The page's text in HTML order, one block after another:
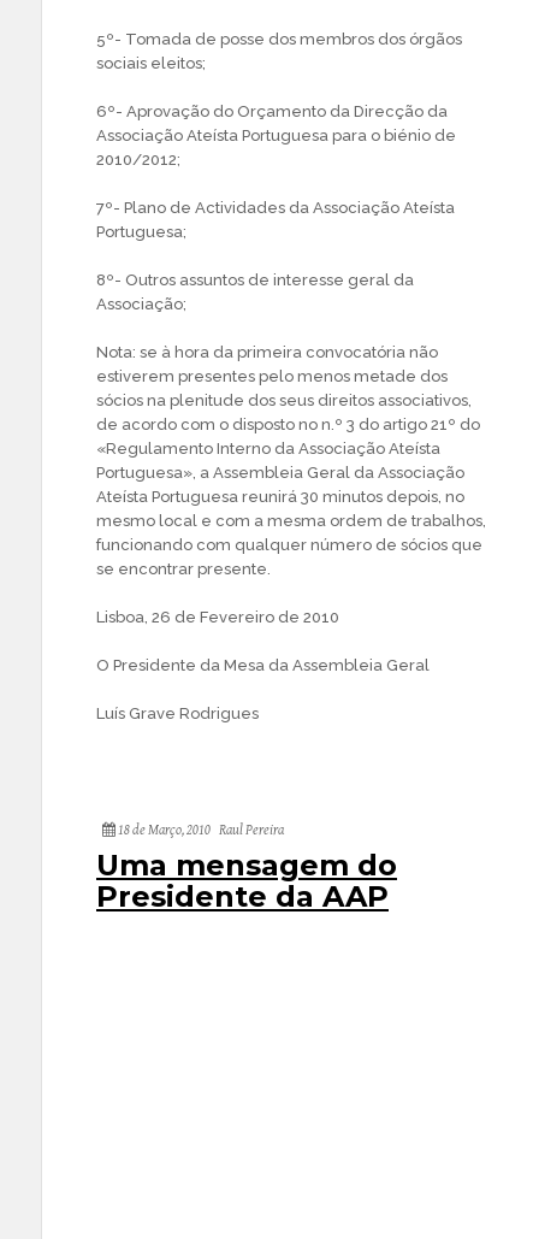
5º- Tomada de posse dos membros dos órgãos
sociais eleitos;
6º- Aprovação do Orçamento da Direcção da
Associação Ateísta Portuguesa para o biénio de
2010/2012;
7º- Plano de Actividades da Associação Ateísta
Portuguesa;
8º- Outros assuntos de interesse geral da
Associação;
Nota: se à hora da primeira convocatória não
estiverem presentes pelo menos metade dos
sócios na plenitude dos seus direitos associativos,
de acordo com o disposto no n.º 3 do artigo 21º do
«Regulamento Interno da Associação Ateísta
Portuguesa», a Assembleia Geral da Associação
Ateísta Portuguesa reunirá 30 minutos depois, no
mesmo local e com a mesma ordem de trabalhos,
funcionando com qualquer número de sócios que
se encontrar presente.
Lisboa, 26 de Fevereiro de 2010
O Presidente da Mesa da Assembleia Geral
Luís Grave Rodrigues
18 de Março, 2010 Raul Pereira
Uma mensagem do
Presidente da AAP